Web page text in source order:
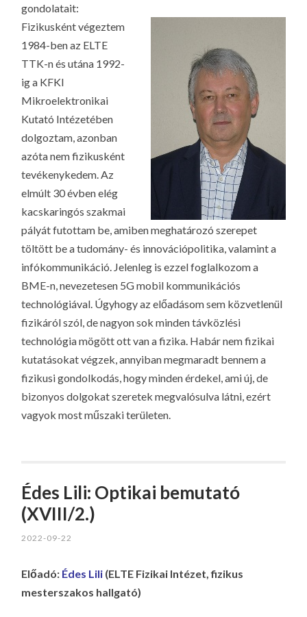
gondolatait:
Fizikusként végeztem
1984-ben az ELTE
TTK-n és utána 1992-
ig a KFKI
Mikroelektronikai
Kutató Intézetében
dolgoztam, azonban
azóta nem fizikusként
tevékenykedem. Az
elmúlt 30 évben elég
kacskaringós szakmai
pályát futottam be, amiben meghatározó szerepet
töltött be a tudomány- és innovációpolitika, valamint a
infókommunikáció. Jelenleg is ezzel foglalkozom a
BME-n, nevezetesen 5G mobil kommunikációs
technológiával. Úgyhogy az előadásom sem közvetlenül
fizikáról szól, de nagyon sok minden távközlési
technológia mögött ott van a fizika. Habár nem fizikai
kutatásokat végzek, annyiban megmaradt bennem a
fizikusi gondolkodás, hogy minden érdekel, ami új, de
bizonyos dolgokat szeretek megvalósulva látni, ezért
vagyok most műszaki területen.
Édes Lili: Optikai bemutató
(XVIII/2.)
2022-09-22
Előadó: Édes Lili (ELTE Fizikai Intézet, fizikus
mesterszakos hallgató)